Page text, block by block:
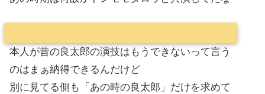
本人が昔の良太郎の演技はもうできないって言う
のはまぁ納得できるんだけど
別に見てる側も「あの時の良太郎」だけを求めて